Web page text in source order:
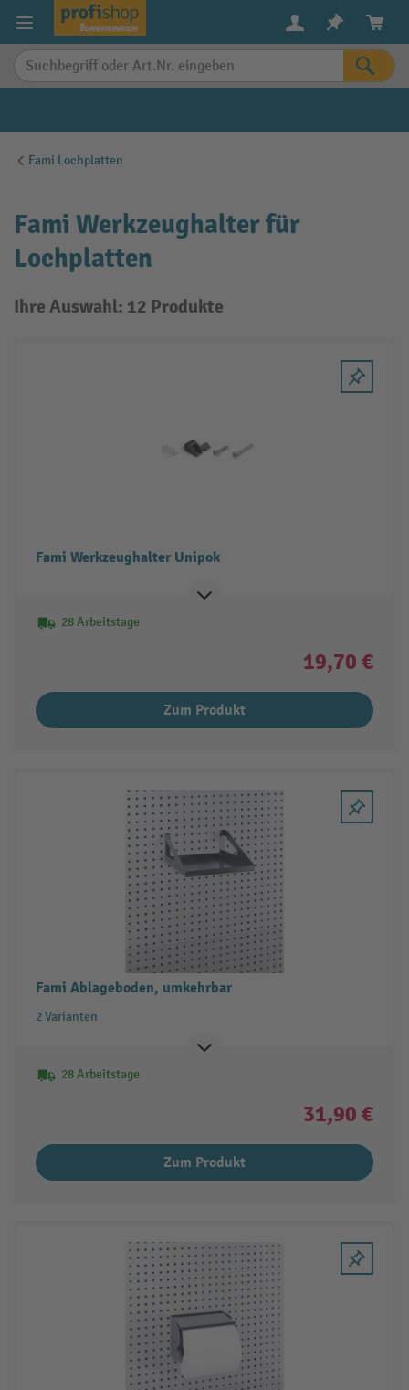
springen
Fami Lochplatten
Fami Werkzeughalter für
Lochplatten
Ihre Auswahl: 12 Produkte
Fami Werkzeughalter Unipok
28 Arbeitstage
19,70 €
Zum Produkt
Fami Ablageboden, umkehrbar
2 Varianten
28 Arbeitstage
31,90 €
Zum Produkt